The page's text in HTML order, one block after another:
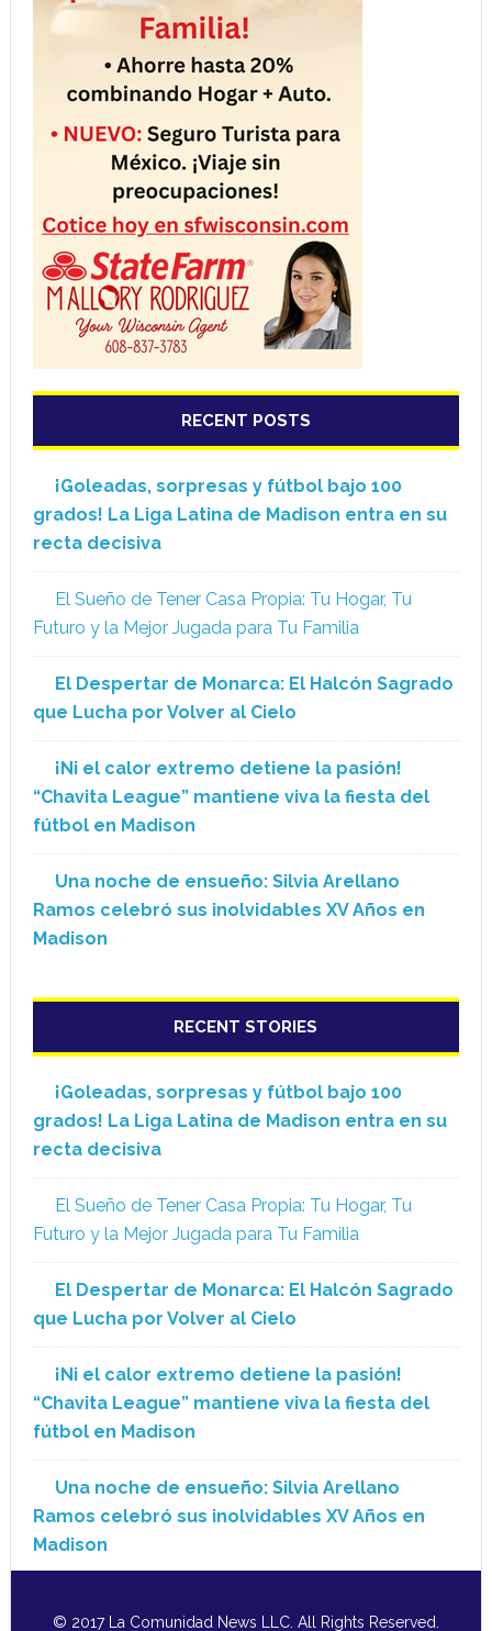
RECENT POSTS
¡Goleadas, sorpresas y fútbol bajo 100
grados! La Liga Latina de Madison entra en su
recta decisiva
El Sueño de Tener Casa Propia: Tu Hogar, Tu
Futuro y la Mejor Jugada para Tu Familia
El Despertar de Monarca: El Halcón Sagrado
que Lucha por Volver al Cielo
¡Ni el calor extremo detiene la pasión!
“Chavita League” mantiene viva la fiesta del
fútbol en Madison
Una noche de ensueño: Silvia Arellano
Ramos celebró sus inolvidables XV Años en
Madison
RECENT STORIES
¡Goleadas, sorpresas y fútbol bajo 100
grados! La Liga Latina de Madison entra en su
recta decisiva
El Sueño de Tener Casa Propia: Tu Hogar, Tu
Futuro y la Mejor Jugada para Tu Familia
El Despertar de Monarca: El Halcón Sagrado
que Lucha por Volver al Cielo
¡Ni el calor extremo detiene la pasión!
“Chavita League” mantiene viva la fiesta del
fútbol en Madison
Una noche de ensueño: Silvia Arellano
Ramos celebró sus inolvidables XV Años en
Madison
© 2017 La Comunidad News LLC. All Rights Reserved.